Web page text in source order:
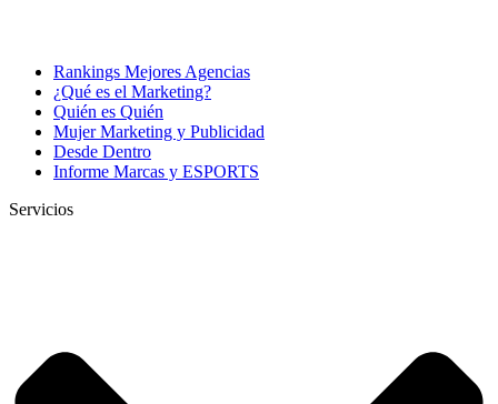
Rankings Mejores Agencias
¿Qué es el Marketing?
Quién es Quién
Mujer Marketing y Publicidad
Desde Dentro
Informe Marcas y ESPORTS
Servicios